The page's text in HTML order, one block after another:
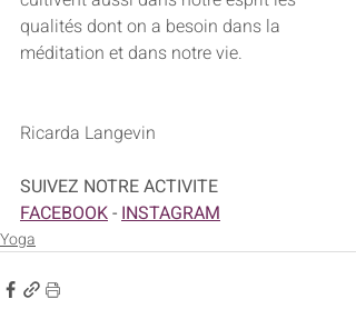
qualités dont on a besoin dans la
méditation et dans notre vie.
Ricarda Langevin
SUIVEZ NOTRE ACTIVITE
FACEBOOK-INSTAGRAM
Yoga